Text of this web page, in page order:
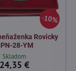
10%
Rovicky
28-YM
Skladom
24,35 €